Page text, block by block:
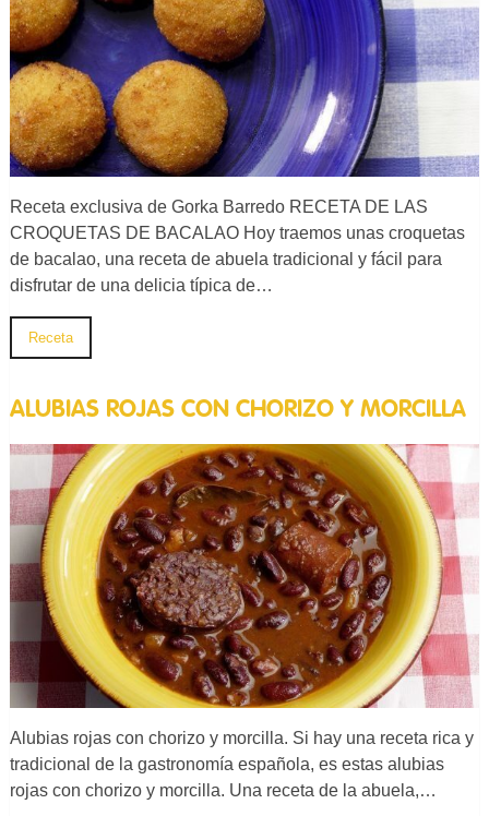
Receta exclusiva de Gorka Barredo RECETA DE LAS
CROQUETAS DE BACALAO Hoy traemos unas croquetas
de bacalao, una receta de abuela tradicional y fácil para
disfrutar de una delicia típica de…
Receta
ALUBIAS ROJAS CON CHORIZO Y MORCILLA
Alubias rojas con chorizo y morcilla. Si hay una receta rica y
tradicional de la gastronomía española, es estas alubias
rojas con chorizo y morcilla. Una receta de la abuela,…